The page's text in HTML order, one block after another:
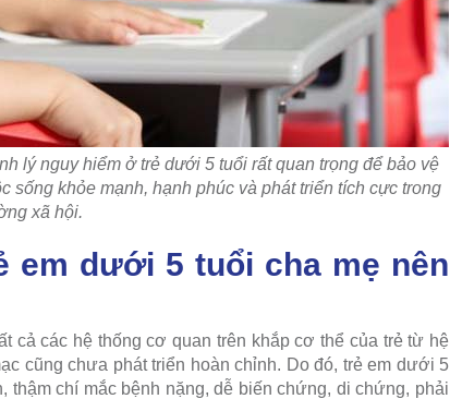
lý nguy hiểm ở trẻ dưới 5 tuổi rất quan trọng để bảo vệ
sống khỏe mạnh, hạnh phúc và phát triển tích cực trong
xã hội.
em dưới 5 tuổi cha mẹ nên
cả các hệ thống cơ quan trên khắp cơ thể của trẻ từ hệ
cũng chưa phát triển hoàn chỉnh. Do đó, trẻ em dưới 5
thậm chí mắc bệnh nặng, dễ biến chứng, di chứng, phải